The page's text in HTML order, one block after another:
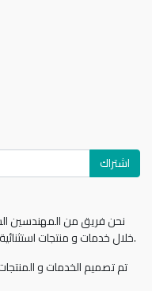
causes.
components.
اشتراك
نحن فريق من المهندسين
خلال خدمات و منتجات استثنائية. نصنع منتجات عظيمة لحل مشاكل أعمالكم.